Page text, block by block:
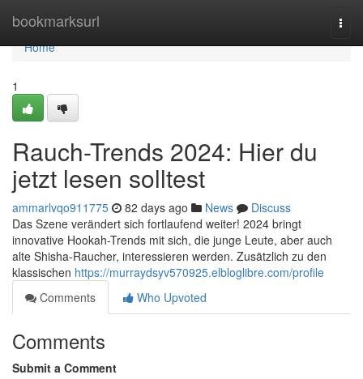
bookmarksurl
Home
Home
1
Rauch-Trends 2024: Hier du
jetzt lesen solltest
ammarlvqo911775 82 days ago News
Discuss
Das Szene verändert sich fortlaufend weiter! 2024 bringt
innovative Hookah-Trends mit sich, die junge Leute, aber auch
alte Shisha-Raucher, interessieren werden. Zusätzlich zu den
klassischen https://murraydsyv570925.elbloglibre.com/profile
Comments
Who Upvoted
Comments
Submit a Comment